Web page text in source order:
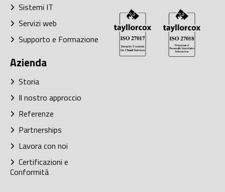
Sistemi IT
Servizi web
Supporto e Formazione
Azienda
Storia
Il nostro approccio
Referenze
Partnerships
Lavora con noi
Certificazioni e
Conformità